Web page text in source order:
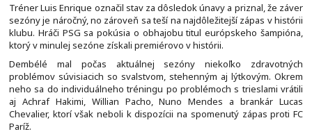
Tréner Luis Enrique označil stav za dôsledok únavy a priznal, že záver
sezóny je náročný, no zároveň sa teší na najdôležitejší zápas v histórii
klubu. Hráči PSG sa pokúsia o obhajobu titul európskeho šampióna,
ktorý v minulej sezóne získali premiérovo v histórii.
Dembélé mal počas aktuálnej sezóny niekoľko zdravotných
problémov súvisiacich so svalstvom, stehenným aj lýtkovým. Okrem
neho sa do individuálneho tréningu po problémoch s trieslami vrátili
aj Achraf Hakimi, Willian Pacho, Nuno Mendes a brankár Lucas
Chevalier, ktorí však neboli k dispozícii na spomenutý zápas proti FC
Paríž.